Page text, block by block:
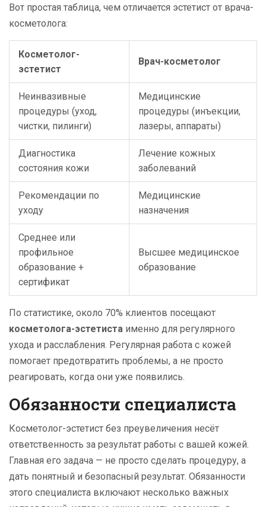
Вот простая таблица, чем отличается эстетист от врача-
косметолога:
Косметолог-
эстетист
Врач-косметолог
Неинвазивные
процедуры (уход,
чистки, пилинги)
Медицинские
процедуры (инъекции,
лазеры, аппараты)
Диагностика
состояния кожи
Лечение кожных
заболеваний
Рекомендации по
уходу
Медицинские
назначения
Среднее или
профильное
образование +
сертификат
Высшее медицинское
образование
По статистике, около 70% клиентов посещают
косметолога-эстетиста именно для регулярного
ухода и расслабления. Регулярная работа с кожей
помогает предотвратить проблемы, а не просто
реагировать, когда они уже появились.
Обязанности специалиста
Косметолог-эстетист без преувеличения несёт
ответственность за результат работы с вашей кожей.
Главная его задача — не просто сделать процедуру, а
дать понятный и безопасный результат. Обязанности
этого специалиста включают несколько важных